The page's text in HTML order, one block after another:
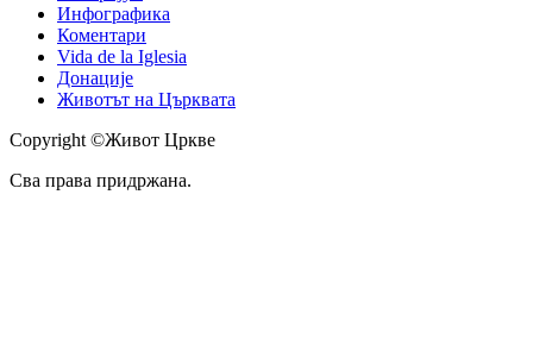
Инфографика
Коментари
Vida de la Iglesia
Донације
Животът на Църквата
Copyright ©Живот Цркве
Сва права придржана.